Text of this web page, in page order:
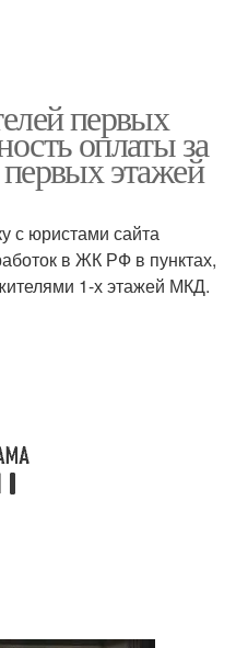
первых
оплаты за
этажей
с юристами сайта
в ЖК РФ в пунктах,
1-х этажей МКД.